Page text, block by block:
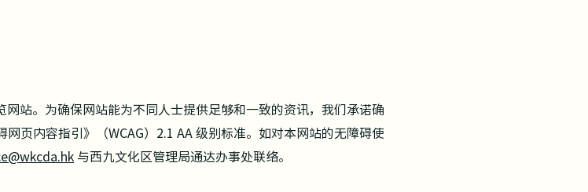
站。为确保网站能为不同人士提供足够和一致的资讯，我们承诺确
页内容指引》（WCAG）2.1 AA 级别标准。如对本网站的无障碍使
与西九文化区管理局通达办事处联络。